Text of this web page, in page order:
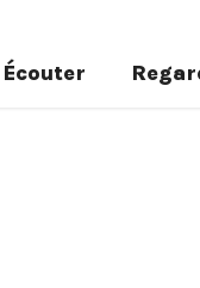
Écouter